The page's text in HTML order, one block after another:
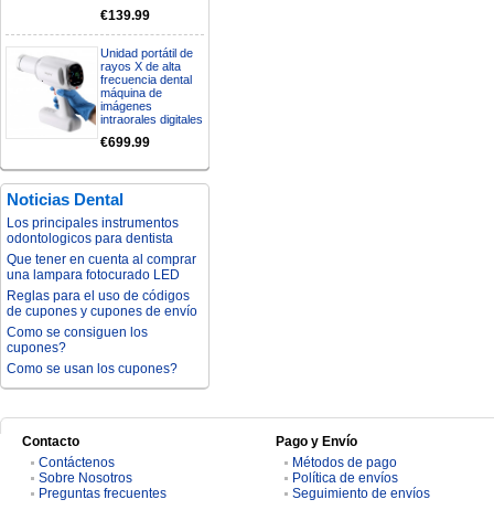
€139.99
Unidad portátil de
rayos X de alta
frecuencia dental
máquina de
imágenes
intraorales digitales
€699.99
Noticias Dental
Los principales instrumentos
odontologicos para dentista
Que tener en cuenta al comprar
una lampara fotocurado LED
Reglas para el uso de códigos
de cupones y cupones de envío
Como se consiguen los
cupones?
Como se usan los cupones?
Contacto
Contáctenos
Sobre Nosotros
Preguntas frecuentes
Pago y Envío
Métodos de pago
Política de envíos
Seguimiento de envíos